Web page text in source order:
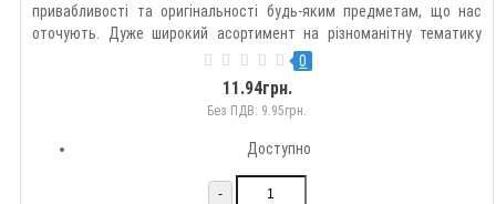
привабливості та оригінальності будь-яким предметам, що нас
оточують. Дуже широкий асортимент на різноманітну тематику
дозволить підібрати такі наклейки кожному на свій смак.
Оздоблюйте гаджети, зошити, блокноти, щоденники, пенали,
0
11.94грн.
Без ПДВ: 9.95грн.
Доступно
-